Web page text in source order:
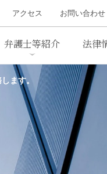
アクセス
国際取引
海事
弁護士等紹介 法律
ーズレター
アクセス お問い合わせ
ます。